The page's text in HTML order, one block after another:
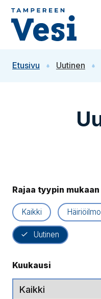
Siirry sisältöön
Etusivu Uutinen
Rajaa tyypin mukaan
Kaikki
Uutinen
Kuukausi